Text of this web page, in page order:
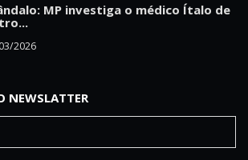
MP investiga o médico Ítalo de
2026
NEWSLATTER